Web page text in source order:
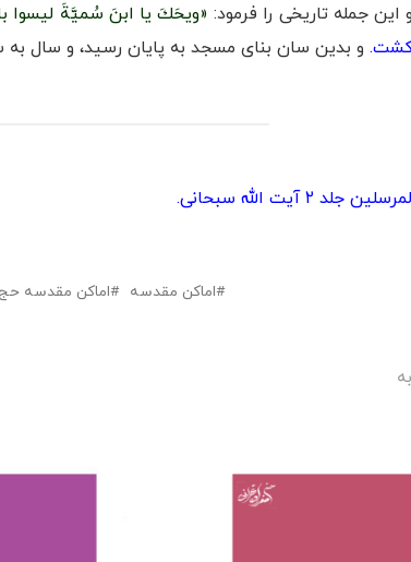
این جمله تاریخی را فرمود: «ويحَكَ يا ابنَ سُميَّةَ لیسوا
کشت. و بدین سان بنای مسجد به پایان رسید، و سال
۲ آیت الله سبحانی.
اماکن مقدسه اماکن مقدسه حج